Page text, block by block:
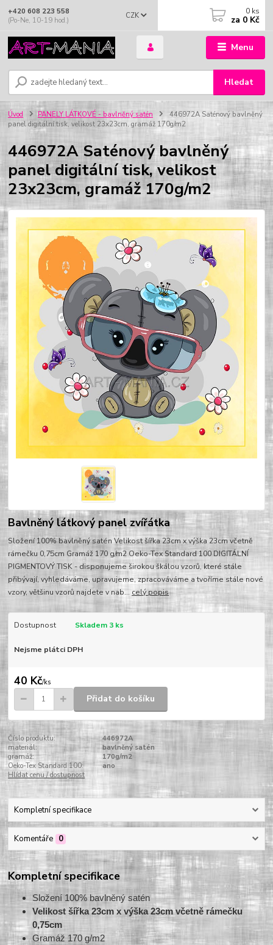
Menu
CZK
Hledat
+420 608 223 558
(Po-Ne, 10-19 hod.)
0 ks
za 0 Kč
Úvod PANELY LÁTKOVÉ - bavlněný satén
446972A Saténový bavlněný
panel digitální tisk, velikost 23x23cm, gramáž 170g/m2
446972A Saténový bavlněný
panel digitální tisk, velikost
23x23cm, gramáž 170g/m2
Bavlněný látkový panel zvířátka
Složení 100% bavlněný satén Velikost šířka 23cm x výška 23cm včetně
rámečku 0,75cm Gramáž 170 g/m2 Oeko-Tex Standard 100 DIGITÁLNÍ
PIGMENTOVÝ TISK - disponujeme širokou škálou vzorů, které stále
přibývají, vyhledáváme, upravujeme, zpracováváme a tvoříme stále nové
vzory, většinu vzorů najdete v nab... celý popis
Dostupnost Skladem 3 ks
Nejsme plátci DPH
40 Kč/ks
Přidat do košíku
Číslo produktu:
446972A
materiál:
bavlněný satén
gramáž:
170g/m2
Oeko-Tex Standard 100:
ano
Hlídat cenu / dostupnost
Kompletní specifikace
Komentáře 0
Kompletní specifikace
Složení 100% bavlněný satén
Velikost šířka 23cm x výška 23cm včetně rámečku
0,75cm
Gramáž 170 g/m2